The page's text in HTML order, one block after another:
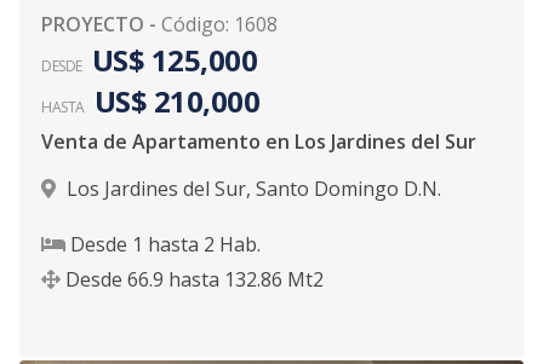
PROYECTO - Código: 1608
DESDE US$ 125,000
HASTA US$ 210,000
Venta de Apartamento en Los Jardines del Sur
Los Jardines del Sur, Santo Domingo D.N.
Desde 1 hasta 2 Hab.
Desde 66.9 hasta 132.86 Mt2